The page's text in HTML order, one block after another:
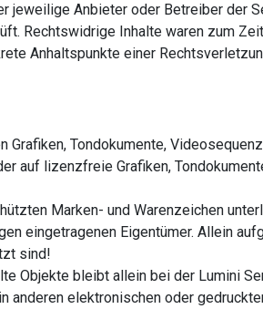
jeweilige Anbieter oder Betreiber der
Rechtswidrige Inhalte waren zum
Anhaltspunkte einer
Tondokumente,
auf lizenzfreie Grafiken,
Marken- und Warenzeichen
eingetragenen Eigentümer. Allein
sind!
Objekte bleibt allein bei der Lumini
anderen elektronischen oder